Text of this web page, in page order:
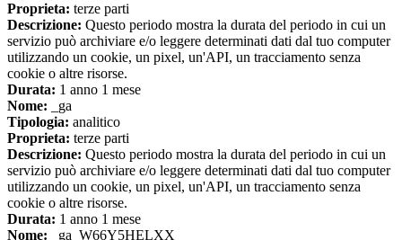
Proprieta: terze parti
Descrizione: Questo periodo mostra la durata del periodo in cui un
servizio può archiviare e/o leggere determinati dati dal tuo computer
utilizzando un cookie, un pixel, un'API, un tracciamento senza
cookie o altre risorse.
Durata: 1 anno 1 mese
Nome: _ga
Tipologia: analitico
Proprieta: terze parti
Descrizione: Questo periodo mostra la durata del periodo in cui un
servizio può archiviare e/o leggere determinati dati dal tuo computer
utilizzando un cookie, un pixel, un'API, un tracciamento senza
cookie o altre risorse.
Durata: 1 anno 1 mese
Nome: _ga_W66Y5HELXX